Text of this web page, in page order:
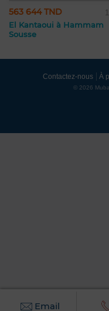
563 644 TND
El Kantaoui à Hammam
Sousse
Email
Contactez-nous À
© 2026